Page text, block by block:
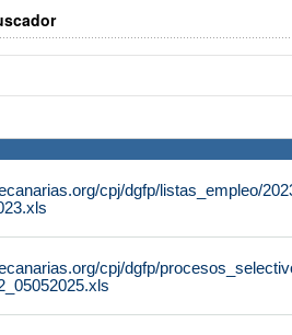
cpj/dgfp/listas_empleo/
cpj/dgfp/